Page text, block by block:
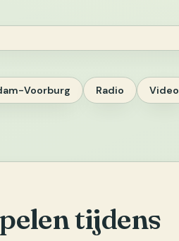
Voorburg Radio Video
tijdens